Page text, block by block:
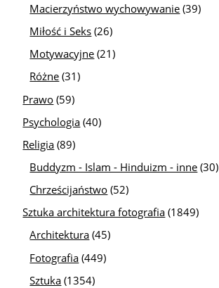
Macierzyństwo wychowywanie (39)
Miłość i Seks (26)
Motywacyjne (21)
Różne (31)
Prawo (59)
Psychologia (40)
Religia (89)
Buddyzm - Islam - Hinduizm - inne (30)
Chrześcijaństwo (52)
Sztuka architektura fotografia (1849)
Architektura (45)
Fotografia (449)
Sztuka (1354)